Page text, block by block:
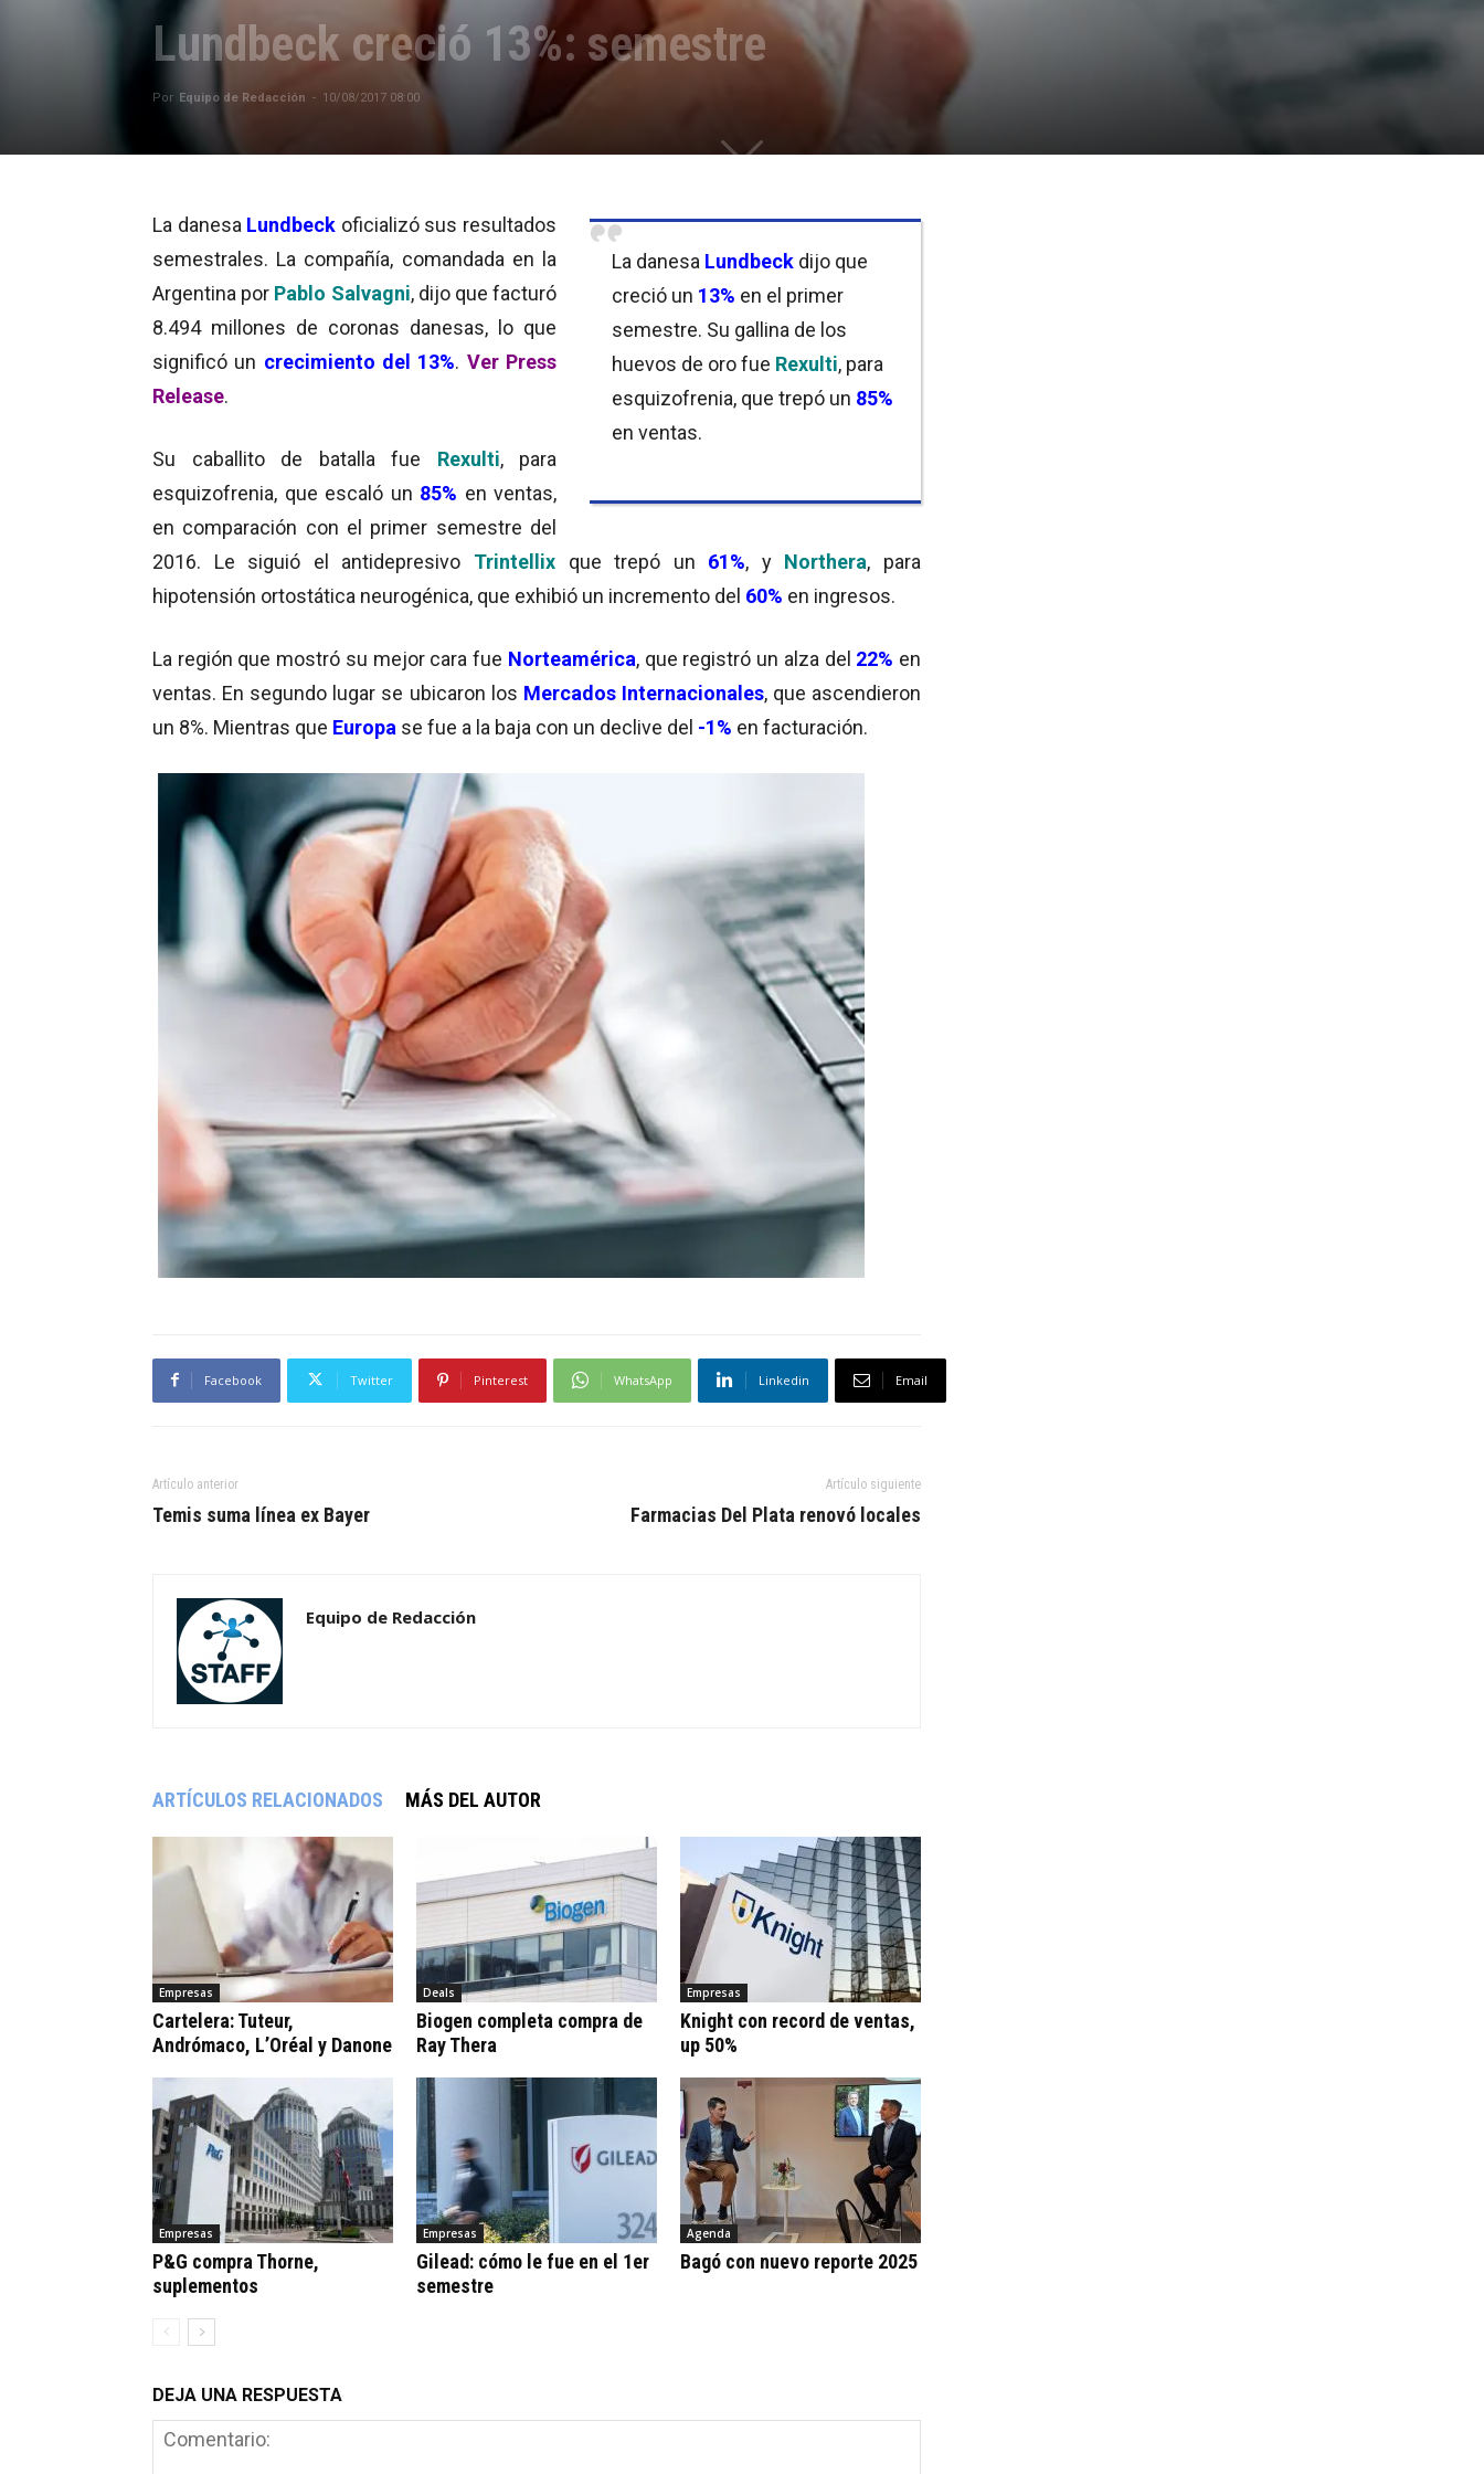
Lundbeck creció 13%: semestre
Por Equipo de Redacción - 10/08/2017 08:00
La danesa Lundbeck dijo que
creció un 13% en el primer
semestre. Su gallina de los
huevos de oro fue Rexulti, para
esquizofrenia, que trepó un 85%
en ventas.
La danesa Lundbeck oficializó sus resultados
semestrales. La compañía, comandada en la
Argentina por Pablo Salvagni, dijo que facturó
8.494 millones de coronas danesas, lo que
significó un crecimiento del 13%. Ver Press
Release.
Su caballito de batalla fue Rexulti, para
esquizofrenia, que escaló un 85% en ventas,
en comparación con el primer semestre del
2016. Le siguió el antidepresivo Trintellixque trepó un 61%, y Northera, para
hipotensión ortostática neurogénica, que exhibió un incremento del 60% en ingresos.
La región que mostró su mejor cara fue Norteamérica, que registró un alza del 22% en
ventas. En segundo lugar se ubicaron los Mercados Internacionales, que ascendieron
un 8%. Mientras que Europa se fue a la baja con un declive del -1% en facturación.
Facebook Twitter Pinterest WhatsApp Linkedin Email
Artículo anterior
Temis suma línea ex Bayer
Artículo siguiente
Farmacias Del Plata renovó locales
Equipo de Redacción
ARTÍCULOS RELACIONADOS MÁS DEL AUTOR
Empresas
Cartelera: Tuteur,
Andrómaco, L’Oréal y Danone
Deals
Biogen completa compra de
Ray Thera
Empresas
Knight con record de ventas,
up 50%
Empresas
P&G compra Thorne,
suplementos
Empresas
Gilead: cómo le fue en el 1er
semestre
Agenda
Bagó con nuevo reporte 2025
DEJA UNA RESPUESTA